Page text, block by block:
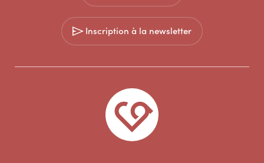
Inscription à la newsletter